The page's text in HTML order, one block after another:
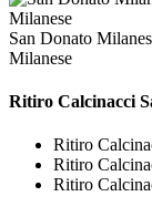
San Donato
Milanese
Ritiro Calcinacci
Ritiro
Ritiro
Ritiro